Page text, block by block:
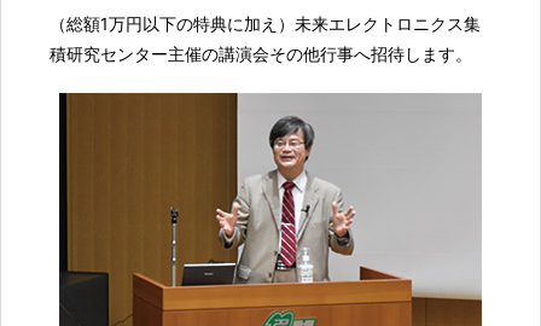
（総額1万円以下の特典に加え）未来エレクトロニクス集
積研究センター主催の講演会その他行事へ招待します。